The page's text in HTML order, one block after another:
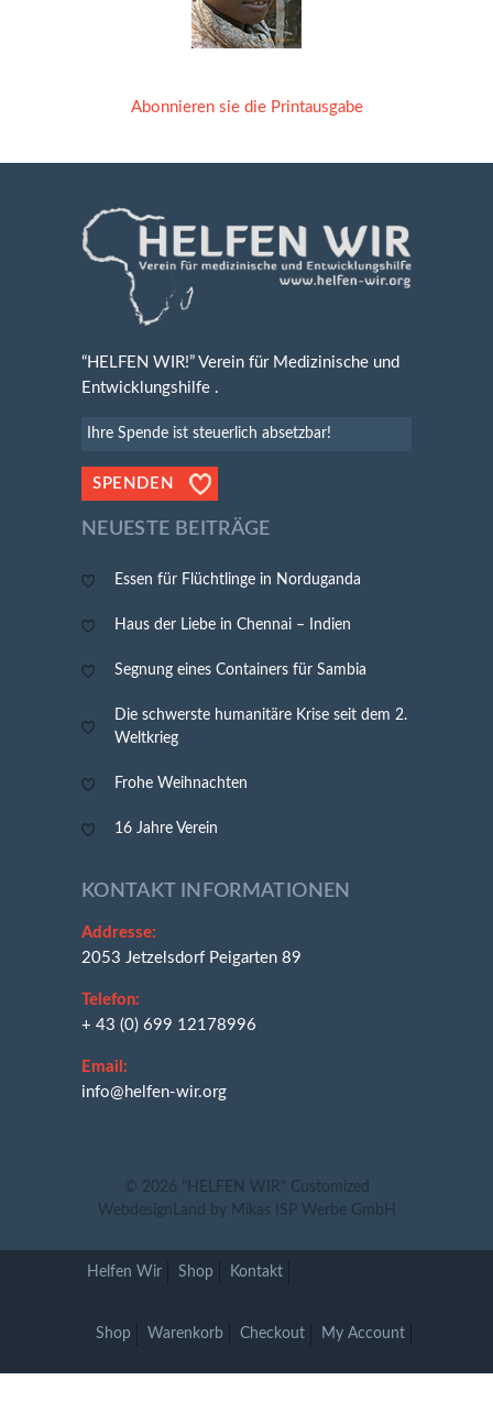
Abonnieren sie die Printausgabe
“HELFEN WIR!” Verein für Medizinische und
Entwicklungshilfe .
Ihre Spende ist steuerlich absetzbar!
SPENDEN
NEUESTE BEITRÄGE
Essen für Flüchtlinge in Norduganda
Haus der Liebe in Chennai – Indien
Segnung eines Containers für Sambia
Die schwerste humanitäre Krise seit dem 2.
Weltkrieg
Frohe Weihnachten
16 Jahre Verein
KONTAKT INFORMATIONEN
Addresse:
2053 Jetzelsdorf Peigarten 89
Telefon:
+ 43 (0) 699 12178996
Email:
info@helfen-wir.org
© 2026 "HELFEN WIR" Customized
WebdesignLand
by Mikas ISP Werbe GmbH
Helfen Wir Shop Kontakt
Shop Warenkorb Checkout My Account